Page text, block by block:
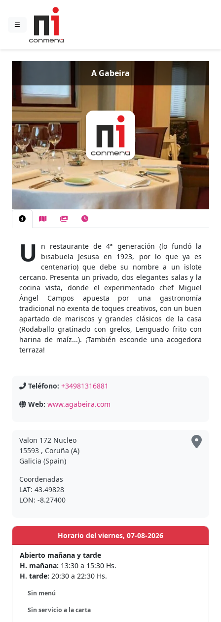
A Gabeira
U
n restaurante de 4ª generación (lo fundó la
bisabuela Jesusa en 1923, por lo que ya es
centenario) que debe su nombre a un islote
cercano. Presenta un privado, dos elegantes salas y la
cocina vista, donde el experimentado chef Miguel
Ángel Campos apuesta por una gastronomía
tradicional no exenta de toques creativos, con un buen
apartado de mariscos y grandes clásicos de la casa
(Rodaballo gratinado con grelos, Lenguado frito con
harina de maíz...). ¡También esconde una acogedora
terraza!
Teléfono: +34981316881
Web: www.agabeira.com
Valon 172 Nucleo
15593 , Coruña (A)
Galicia (Spain)
Coordenadas
LAT: 43.49828
LON: -8.27400
Horario del viernes, 07-08-2026
Abierto mañana y tarde
H. mañana: 13:30 a 15:30 Hs.
H. tarde: 20:30 a 22:30 Hs.
Sin menú
Sin servicio a la carta